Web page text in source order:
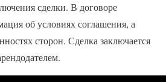
сделки. В договоре
об условиях соглашения, а
сторон. Сделка заключается